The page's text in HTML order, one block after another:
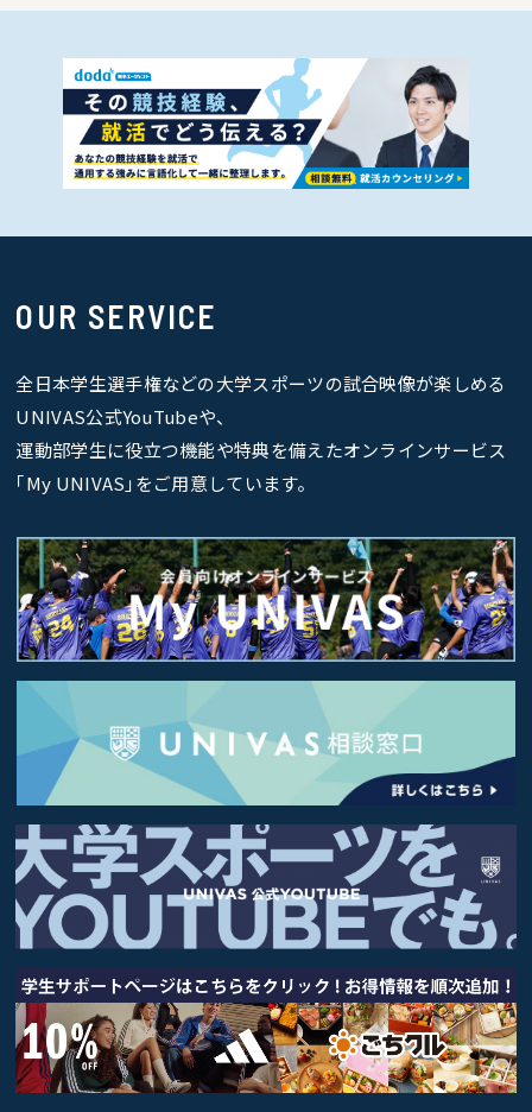
OUR SERVICE
全日本学生選手権などの大学スポーツの試合映像が楽しめる
UNIVAS公式YouTubeや、
運動部学生に役立つ機能や特典を備えたオンラインサービス
｢My UNIVAS｣をご用意しています。